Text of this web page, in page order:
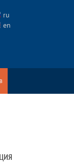
ru
en